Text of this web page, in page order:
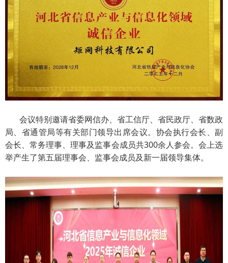
会议特别邀请省委网信办、省工信厅、省民政厅、省数政
局、省通管局等有关部门领导出席会议。协会执行会长、副
会长、常务理事、理事及监事会成员共300余人参会。会上选
举产生了第五届理事会、监事会成员及新一届领导集体。